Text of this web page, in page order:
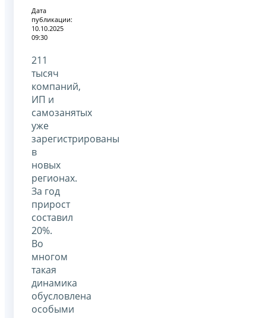
Дата
публикации:
10.10.2025
09:30
211
тысяч
компаний,
ИП и
самозанятых
уже
зарегистрированы
в
новых
регионах.
За год
прирост
составил
20%.
Во
многом
такая
динамика
обусловлена
особыми